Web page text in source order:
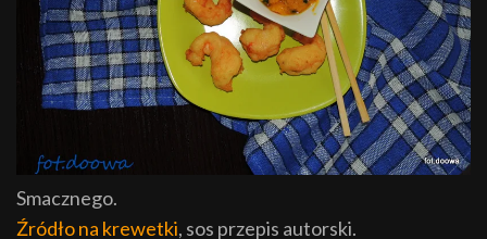
Smacznego.
Źródło na krewetki, sos przepis autorski.